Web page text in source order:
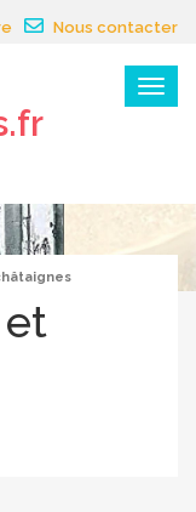
Nous contacter
Menu
×